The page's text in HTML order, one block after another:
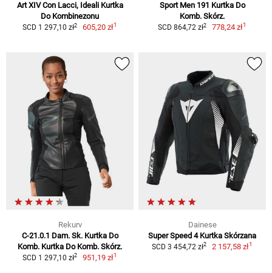
Art XIV Con Lacci, Ideali Kurtka
Do Kombinezonu
SCD 1 297,10 zł2 605,20 zł1
Sport Men 191 Kurtka Do
Komb. Skórz.
SCD 864,72 zł2 778,24 zł1
Rekurv
C-21.0.1 Dam. Sk. Kurtka Do
Komb. Kurtka Do Komb. Skórz.
SCD 1 297,10 zł2 951,19 zł1
Dainese
Super Speed 4 Kurtka Skórzana
SCD 3 454,72 zł2 2 157,58 zł1